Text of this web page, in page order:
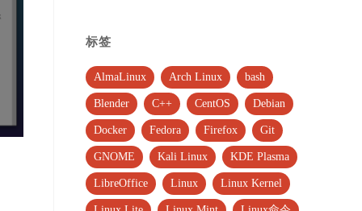
标签
AlmaLinux Arch Linux bash
Blender C++ CentOS Debian
Docker Fedora Firefox Git
GNOME Kali Linux KDE Plasma
LibreOffice Linux Linux Kernel